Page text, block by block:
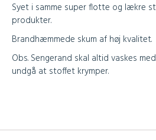
Syet i samme super flotte og lækre
produkter.
Brandhæmmede skum af høj kvalitet.
Obs. Sengerand skal altid vaskes
undgå at stoffet krymper.